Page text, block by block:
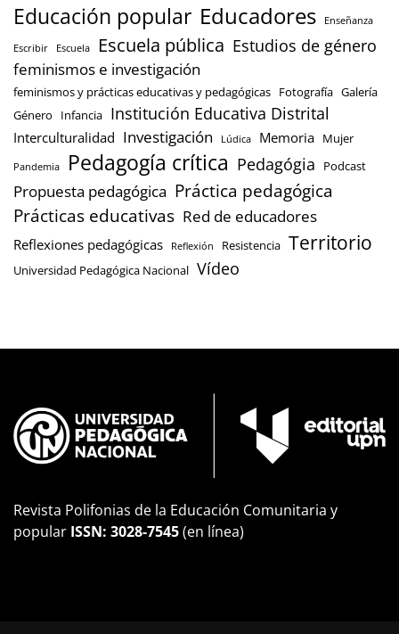
Educación popular Educadores Enseñanza
Escribir Escuela Escuela pública Estudios de género
feminismos e investigación
feminismos y prácticas educativas y pedagógicas Fotografía Galería
Género
Infancia Institución Educativa Distrital
Interculturalidad Investigación Lúdica Memoria Mujer
Pandemia Pedagogía crítica Pedagógia Podcast
Propuesta pedagógica Práctica pedagógica
Prácticas educativas Red de educadores
Reflexiones pedagógicas Reflexión Resistencia Territorio
Universidad Pedagógica Nacional Vídeo
Revista Polifonias de la Educación Comunitaria y
popular ISSN: 3028-7545(en línea)